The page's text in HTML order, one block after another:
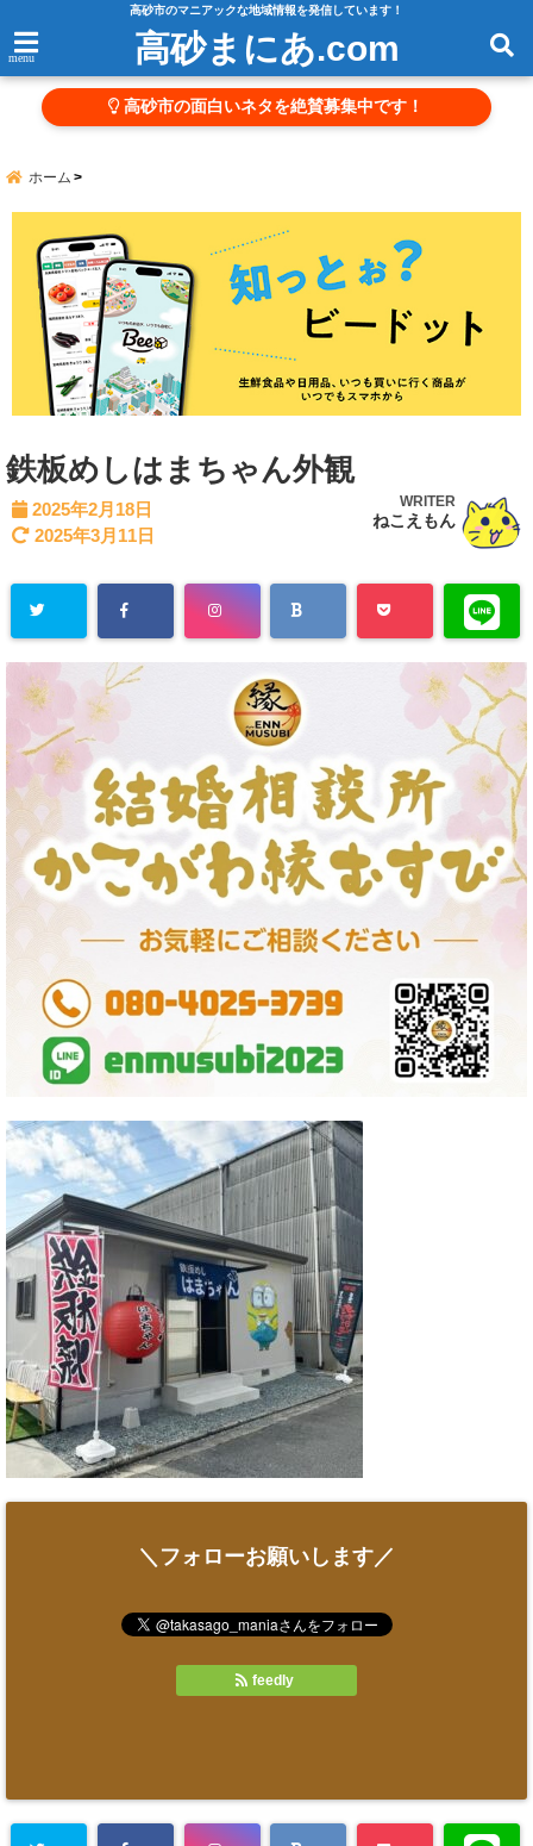
高砂市のマニアックな地域情報を発信しています！
menu 高砂まにあ.com
高砂市の面白いネタを絶賛募集中です！
ホーム
鉄板めしはまちゃん外観
2025年2月18日
2025年3月11日
WRITER
ねこえもん
＼フォローお願いします／
feedly